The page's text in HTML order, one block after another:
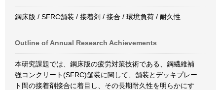
鋼床版 / SFRC舗装 / 接着剤 / 接合 / 環境負荷 / 耐久性
Outline of Annual Research Achievements
本研究課題では、鋼床版の疲労対策技術である、鋼繊維補
強コンクリート(SFRC)舗装に関して、舗装とデッキプレー
ト間の接着剤接合に着目し、その長期耐久性を明らかにす